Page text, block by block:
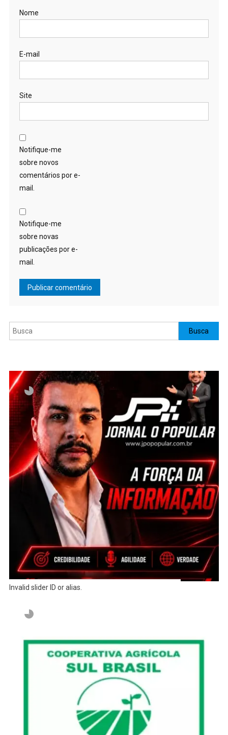
Nome
E-mail
Site
Notifique-me
sobre novos
comentários por e-
mail.
Notifique-me
sobre novas
publicações por e-
mail.
Pesquisar Busca
Invalid slider ID or alias.